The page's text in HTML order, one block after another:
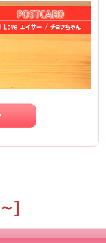
た♪
うこ”ことチョッちゃ
ワイイですね♪
めポストカード！
]